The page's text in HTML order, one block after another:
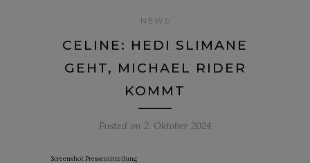
NEWS
CELINE: HEDI SLIMANE
GEHT, MICHAEL RIDER
KOMMT
Posted on 2. Oktober 2024
Screenshot Pressemitteilung